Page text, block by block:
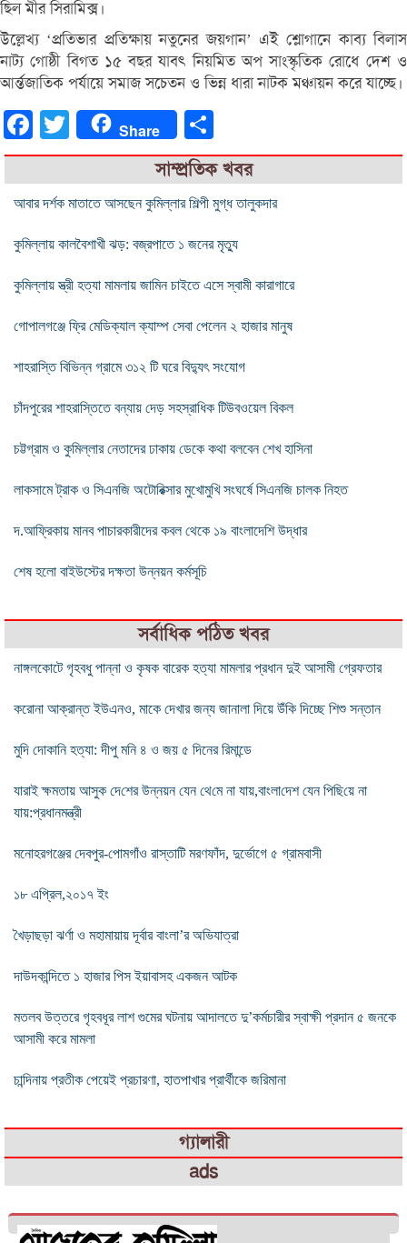
ছিল মীর সিরামিক্স।
উল্লেখ্য ‘প্রতিভার প্রতিক্ষায় নতুনের জয়গান’ এই শ্লোগানে কাব্য বিলাস
নাট্য গোষ্ঠী বিগত ১৫ বছর যাবৎ নিয়মিত অপ সাংস্কৃতিক রোধে দেশ ও
আর্ন্তজাতিক পর্যায়ে সমাজ সচেতন ও ভিন্ন ধারা নাটক মঞ্চায়ন করে যাচ্ছে।
FacebookTwitter Share
সাম্প্রতিক খবর
আবার দর্শক মাতাতে আসছেন কুমিল্লার শিল্পী মুগ্ধ তালুকদার
কুমিল্লায় কালবৈশাখী ঝড়: বজ্রপাতে ১ জনের মৃত্যু
কুমিল্লায় স্ত্রী হত্যা মামলায় জামিন চাইতে এসে স্বামী কারাগারে
গোপালগঞ্জে ফ্রি মেডিক্যাল ক্যাম্প সেবা পেলেন ২ হাজার মানুষ
শাহরাস্তি বিভিন্ন গ্রামে ৩১২ টি ঘরে বিদ্যুৎ সংযোগ
চাঁদপুরের শাহরাস্তিতে বন্যায় দেড় সহস্রাধিক টিউবওয়েল বিকল
চট্টগ্রাম ও কুমিল্লার নেতাদের ঢাকায় ডেকে কথা বলবেন শেখ হাসিনা
লাকসামে ট্রাক ও সিএনজি অটোরিক্সার মুখোমুখি সংঘর্ষে সিএনজি চালক নিহত
দ.আফ্রিকায় মানব পাচারকারীদের কবল থেকে ১৯ বাংলাদেশি উদ্ধার
শেষ হলো বাইউস্টের দক্ষতা উন্নয়ন কর্মসূচি
সর্বাধিক পঠিত খবর
নাঙ্গলকোটে গৃহবধু পান্না ও কৃষক বারেক হত্যা মামলার প্রধান দুই আসামী গ্রেফতার
করোনা আক্রান্ত ইউএনও, মাকে দেখার জন্য জানালা দিয়ে উঁকি দিচ্ছে শিশু সন্তান
মুদি দোকানি হত্যা: দীপু মনি ৪ ও জয় ৫ দিনের রিমান্ডে
যারাই ক্ষমতায় আসুক দে‌শের উন্নয়ন যেন থে‌মে না যায়,বাংলা‌দেশ যেন পি‌ছি‌য়ে না
যায়:প্রধানমন্ত্রী
মনোহরগঞ্জের দেবপুর-পোমগাঁও রাস্তাটি মরণফাঁদ, দুর্ভোগে ৫ গ্রামবাসী
১৮ এপ্রিল,২০১৭ ইং
খৈড়াছড়া ঝর্ণা ও মহামায়ায় দূর্বার বাংলা’র অভিযাত্রা
দাউদকান্দিতে ১ হাজার পিস ইয়াবাসহ একজন আটক
মতলব উত্তরে গৃহবধূর লাশ গুমের ঘটনায় আদালতে দু’কর্মচারীর স্বাক্ষী প্রদান ৫ জনকে
আসামী করে মামলা
চান্দিনায় প্রতীক পেয়েই প্রচারণা, হাতপাখার প্রার্থীকে জরিমানা
গ্যালারী
ads